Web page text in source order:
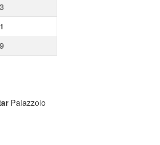
Palazzolo